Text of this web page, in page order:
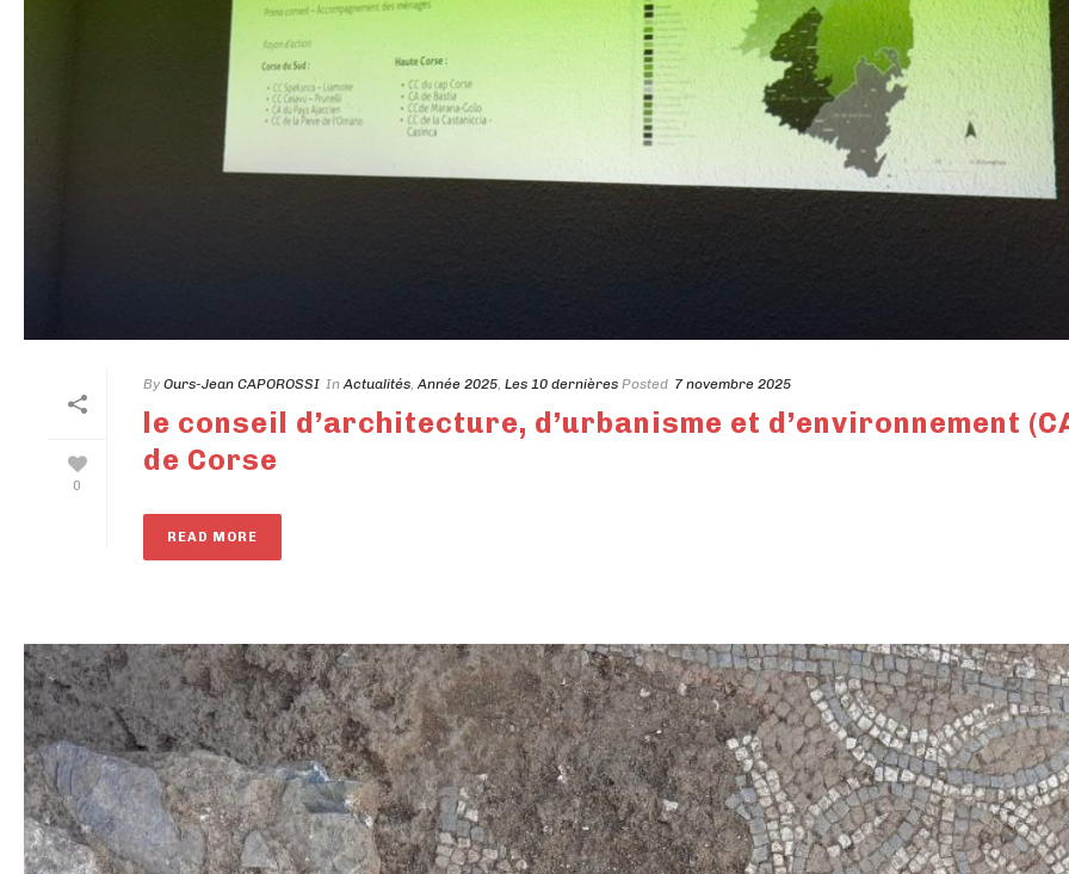
0
ByOurs-Jean CAPOROSSI InActualités,Année 2025, Les 10 dernières Posted 7 novembre 2025
le conseil d’architecture, d’urbanisme et d’environnement
de Corse
READ MORE